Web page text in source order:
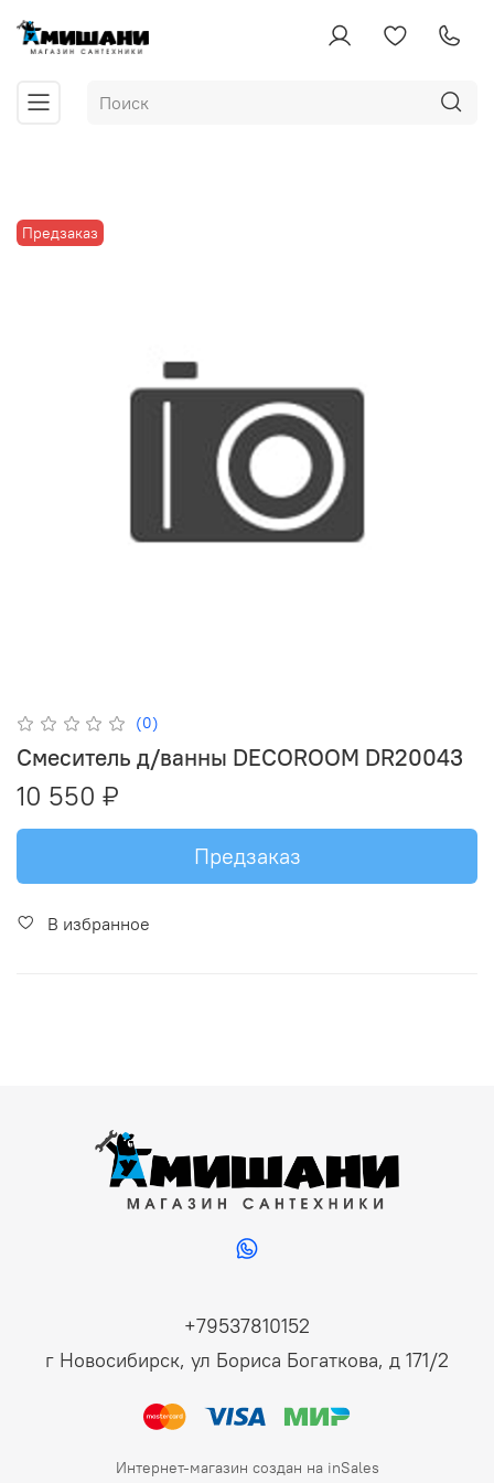
Предзаказ
(0)
Смеситель д/ванны DECOROOM DR20043
10 550 ₽
Предзаказ
В избранное
+79537810152
г Новосибирск, ул Бориса Богаткова, д 171/2
Интернет-магазин создан на inSales